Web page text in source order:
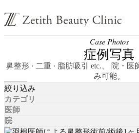
Case Photos
症例写真
鼻整形 · 二重 · 脂肪吸引 etc.、 院・
み可能。
絞り込み
カテゴリ
医師
院